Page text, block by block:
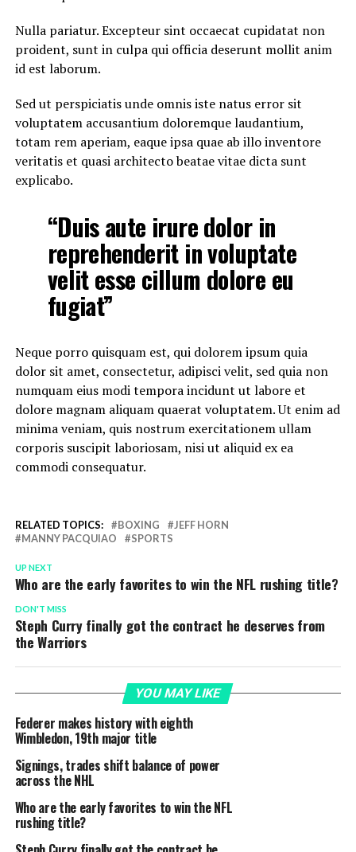
Nulla pariatur. Excepteur sint occaecat cupidatat non
proident, sunt in culpa qui officia deserunt mollit anim
id est laborum.
Sed ut perspiciatis unde omnis iste natus error sit
voluptatem accusantium doloremque laudantium,
totam rem aperiam, eaque ipsa quae ab illo inventore
veritatis et quasi architecto beatae vitae dicta sunt
explicabo.
“Duis aute irure dolor in
reprehenderit in voluptate
velit esse cillum dolore eu
fugiat”
Neque porro quisquam est, qui dolorem ipsum quia
dolor sit amet, consectetur, adipisci velit, sed quia non
numquam eius modi tempora incidunt ut labore et
dolore magnam aliquam quaerat voluptatem. Ut enim ad
minima veniam, quis nostrum exercitationem ullam
corporis suscipit laboriosam, nisi ut aliquid ex ea
commodi consequatur.
RELATED TOPICS: BOXING
JEFF HORN
MANNY PACQUIAO
SPORTS
UP NEXT
Who are the early favorites to win the NFL rushing title?
DON'T MISS
Steph Curry finally got the contract he deserves from
the Warriors
YOU MAY LIKE
Federer makes history with eighth
Wimbledon, 19th major title
Signings, trades shift balance of power
across the NHL
Who are the early favorites to win the NFL
rushing title?